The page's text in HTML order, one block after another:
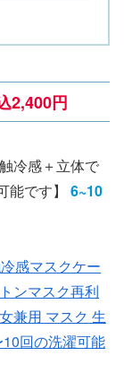
2,400円
冷感＋立体で
です】 6~10
感マスクケー
マスク再利
兼用 マスク 生
回の洗濯可能